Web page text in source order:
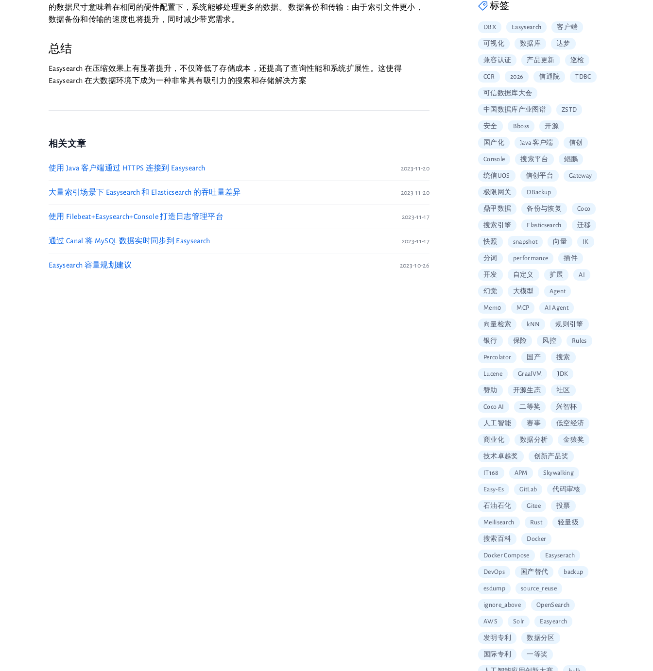
的数据尺寸意味着在相同的硬件配置下，系统能够处理更多的数据。 数据备份和传输：由于索引文件更小，
数据备份和传输的速度也将提升，同时减少带宽需求。
总结
Easysearch 在压缩效果上有显著提升，不仅降低了存储成本，还提高了查询性能和系统扩展性。这使得
Easysearch 在大数据环境下成为一种非常具有吸引力的搜索和存储解决方案
相关文章
使用 Java 客户端通过 HTTPS 连接到 Easysearch 2023-11-20
大量索引场景下 Easysearch 和 Elasticsearch 的吞吐量差异 2023-11-20
使用 Filebeat+Easysearch+Console 打造日志管理平台 2023-11-17
通过 Canal 将 MySQL 数据实时同步到 Easysearch 2023-11-17
Easysearch 容量规划建议 2023-10-26
标签
DBX Easysearch 客户端
可视化 数据库 达梦
兼容认证 产品更新 巡检
CCR 2026 信通院 TDBC
可信数据库大会
中国数据库产业图谱 ZSTD
安全 Bboss 开源
国产化 Java 客户端 信创
Console 搜索平台 鲲鹏
统信UOS 信创平台 Gateway
极限网关 DBackup
鼎甲数据 备份与恢复 Coco
搜索引擎 Elasticsearch 迁移
快照 snapshot 向量 IK
分词 performance 插件
开发 自定义 扩展 AI
幻觉 大模型 Agent
Mem0 MCP AI Agent
向量检索 kNN 规则引擎
银行 保险 风控 Rules
Percolator 国产 搜索
Lucene GraalVM JDK
赞助 开源生态 社区
Coco AI 二等奖 兴智杯
人工智能 赛事 低空经济
商业化 数据分析 金猿奖
技术卓越奖 创新产品奖
IT168 APM Skywalking
Easy-Es GitLab 代码审核
石油石化 Gitee 投票
Meilisearch Rust 轻量级
搜索百科 Docker
Docker Compose Easyserach
DevOps 国产替代 backup
esdump source_reuse
ignore_above OpenSearch
AWS Solr Easyearch
发明专利 数据分区
国际专利 一等奖